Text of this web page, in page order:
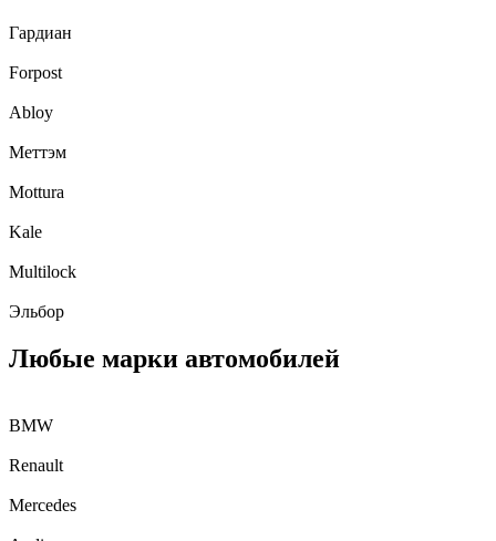
Гардиан
Forpost
Abloy
Меттэм
Mottura
Kale
Multilock
Эльбор
Любые марки автомобилей
BMW
Renault
Mercedes